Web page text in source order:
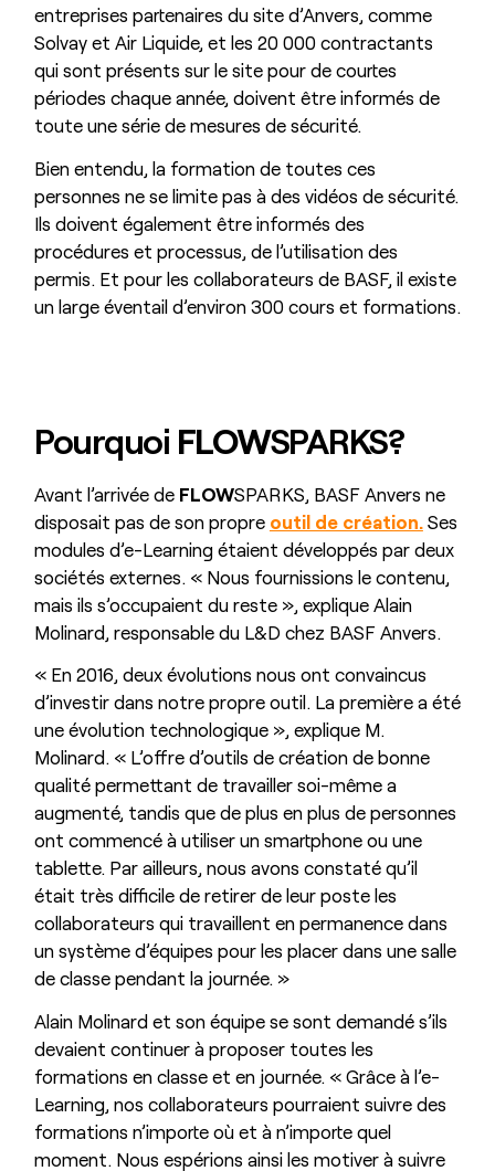
entreprises partenaires du site d’Anvers, comme
Solvay et Air Liquide, et les 20 000 contractants
qui sont présents sur le site pour de courtes
périodes chaque année, doivent être informés de
toute une série de mesures de sécurité.
Bien entendu, la formation de toutes ces
personnes ne se limite pas à des vidéos de sécurité.
Ils doivent également être informés des
procédures et processus, de l’utilisation des
permis. Et pour les collaborateurs de BASF, il existe
un large éventail d’environ 300 cours et formations.
Pourquoi FLOWSPARKS?
Avant l’arrivée de FLOWSPARKS, BASF Anvers ne
disposait pas de son propre outil de création. Ses
modules d’e-Learning étaient développés par deux
sociétés externes. « Nous fournissions le contenu,
mais ils s’occupaient du reste », explique Alain
Molinard, responsable du L&D chez BASF Anvers.
« En 2016, deux évolutions nous ont convaincus
d’investir dans notre propre outil. La première a été
une évolution technologique », explique M.
Molinard. « L’offre d’outils de création de bonne
qualité permettant de travailler soi-même a
augmenté, tandis que de plus en plus de personnes
ont commencé à utiliser un smartphone ou une
tablette. Par ailleurs, nous avons constaté qu’il
était très difficile de retirer de leur poste les
collaborateurs qui travaillent en permanence dans
un système d’équipes pour les placer dans une salle
de classe pendant la journée. »
Alain Molinard et son équipe se sont demandé s’ils
devaient continuer à proposer toutes les
formations en classe et en journée. « Grâce à l’e-
Learning, nos collaborateurs pourraient suivre des
formations n’importe où et à n’importe quel
moment. Nous espérions ainsi les motiver à suivre